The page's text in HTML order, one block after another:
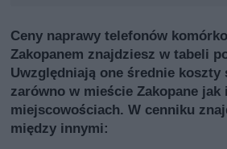
Ceny naprawy telefonów
Zakopanem znajdziesz w tabeli
Uwzględniają one średnie
zarówno w mieście Zakopane jak
miejscowościach. W cenniku
między innymi: